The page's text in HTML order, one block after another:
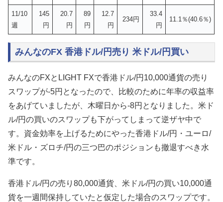
11/10
週
145
円
20.7
円
89
円
12.7
円
234円
33.4
円
11.1％(40.6％)
みんなのFX 香港ドル/円売り 米ドル/円買い
みんなのFXとLIGHT FXで香港ドル/円10,000通貨の売り
スワップが-5円となったので、比較のために年率の収益率
をあげていましたが、木曜日から-8円となりました。米ド
ル/円の買いのスワップも下がってしまって逆ザヤ中で
す。資金効率を上げるためにやった香港ドル/円・ユーロ/
米ドル・ズロチ/円の三つ巴のポジションも撤退すべき水
準です。
香港ドル/円の売り80,000通貨、米ドル/円の買い10,000通
貨を一週間保持していたと仮定した場合のスワップです。